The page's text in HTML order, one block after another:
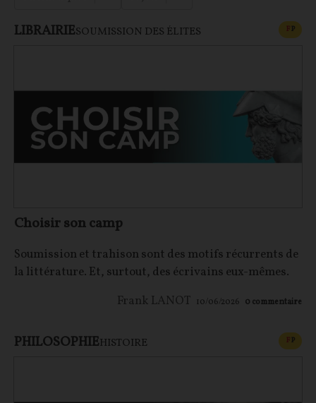
LIBRAIRIESOUMISSION DES ÉLITES FP
Choisir son camp
Soumission et trahison sont des motifs récurrents de
la littérature. Et, surtout, des écrivains eux-mêmes.
Frank LANOT 10/06/2026 0 commentaire
PHILOSOPHIEHISTOIRE FP